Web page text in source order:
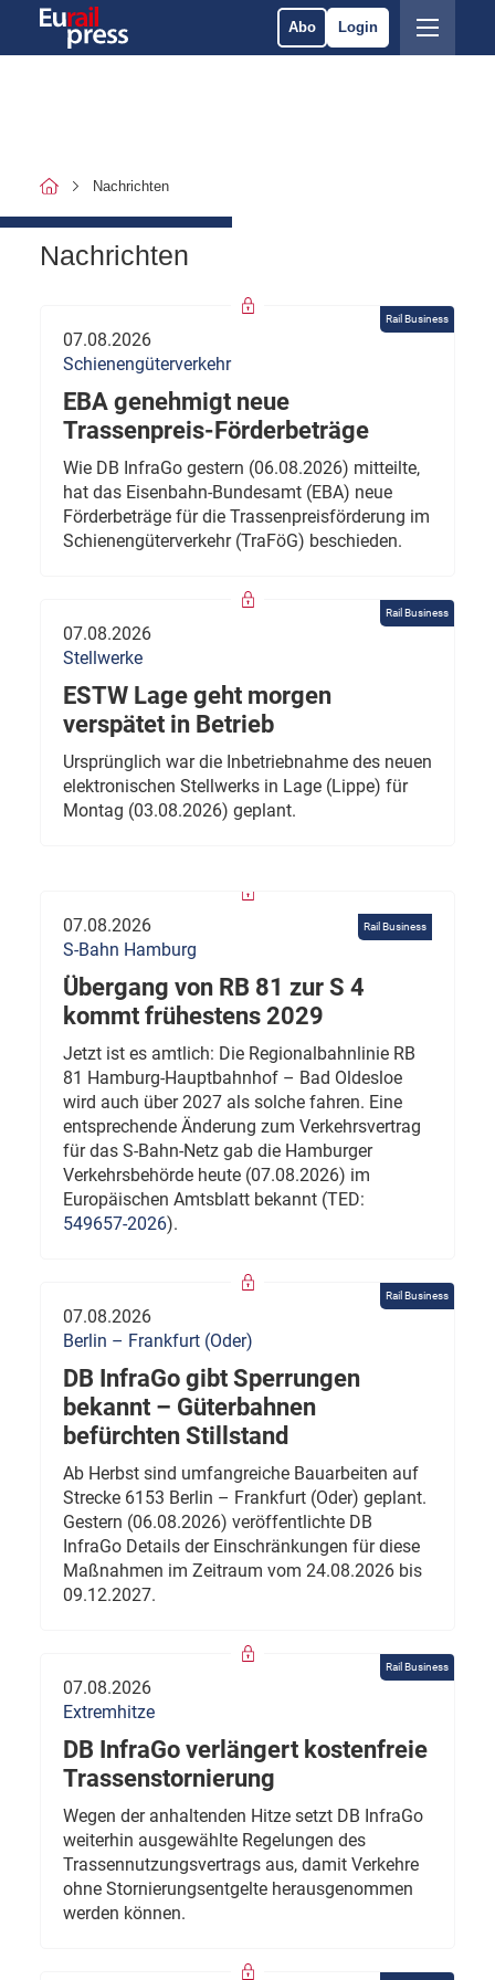
Abo Login
Nachrichten
Nachrichten
Rail Business
07.08.2026
Schienengüterverkehr
EBA genehmigt neue
Trassenpreis-Förderbeträge
Wie DB InfraGo gestern (06.08.2026) mitteilte,
hat das Eisenbahn-Bundesamt (EBA) neue
Förderbeträge für die Trassenpreisförderung im
Schienengüterverkehr (TraFöG) beschieden.
Rail Business
07.08.2026
Stellwerke
ESTW Lage geht morgen
verspätet in Betrieb
Ursprünglich war die Inbetriebnahme des neuen
elektronischen Stellwerks in Lage (Lippe) für
Montag (03.08.2026) geplant.
Rail Business
07.08.2026
S-Bahn Hamburg
Übergang von RB 81 zur S 4
kommt frühestens 2029
Jetzt ist es amtlich: Die Regionalbahnlinie RB
81 Hamburg-Hauptbahnhof – Bad Oldesloe
wird auch über 2027 als solche fahren. Eine
entsprechende Änderung zum Verkehrsvertrag
für das S-Bahn-Netz gab die Hamburger
Verkehrsbehörde heute (07.08.2026) im
Europäischen Amtsblatt bekannt (TED:
549657-2026).
Rail Business
07.08.2026
Berlin – Frankfurt (Oder)
DB InfraGo gibt Sperrungen
bekannt – Güterbahnen
befürchten Stillstand
Ab Herbst sind umfangreiche Bauarbeiten auf
Strecke 6153 Berlin – Frankfurt (Oder) geplant.
Gestern (06.08.2026) veröffentlichte DB
InfraGo Details der Einschränkungen für diese
Maßnahmen im Zeitraum vom 24.08.2026 bis
09.12.2027.
Rail Business
07.08.2026
Extremhitze
DB InfraGo verlängert kostenfreie
Trassenstornierung
Wegen der anhaltenden Hitze setzt DB InfraGo
weiterhin ausgewählte Regelungen des
Trassennutzungsvertrags aus, damit Verkehre
ohne Stornierungsentgelte herausgenommen
werden können.